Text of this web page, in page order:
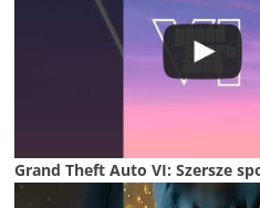
Grand Theft Auto VI: Szersze